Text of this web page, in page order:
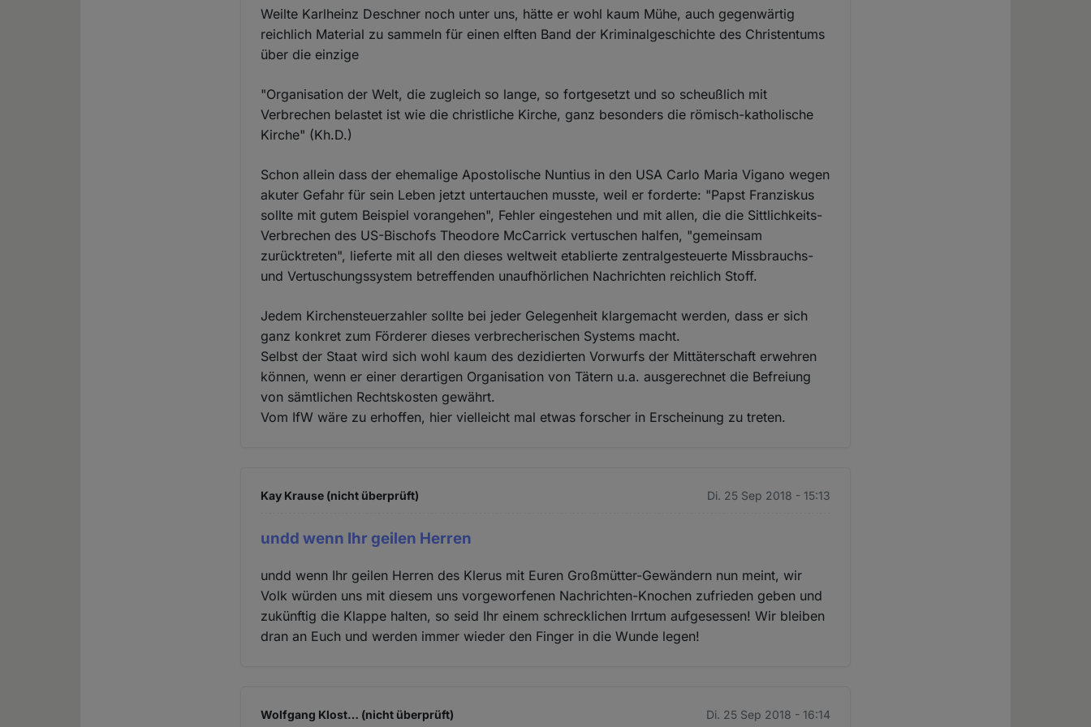
Weilte Karlheinz Deschner noch unter uns, hätte er wohl kaum Mühe, auch gegenwärtig
reichlich Material zu sammeln für einen elften Band der Kriminalgeschichte des Christentums
über die einzige
"Organisation der Welt, die zugleich so lange, so fortgesetzt und so scheußlich mit
Verbrechen belastet ist wie die christliche Kirche, ganz besonders die römisch-katholische
Kirche" (Kh.D.)
Schon allein dass der ehemalige Apostolische Nuntius in den USA Carlo Maria Vigano wegen
akuter Gefahr für sein Leben jetzt untertauchen musste, weil er forderte: "Papst Franziskus
sollte mit gutem Beispiel vorangehen", Fehler eingestehen und mit allen, die die Sittlichkeits-
Verbrechen des US-Bischofs Theodore McCarrick vertuschen halfen, "gemeinsam
zurücktreten", lieferte mit all den dieses weltweit etablierte zentralgesteuerte Missbrauchs-
und Vertuschungssystem betreffenden unaufhörlichen Nachrichten reichlich Stoff.
Jedem Kirchensteuerzahler sollte bei jeder Gelegenheit klargemacht werden, dass er sich
ganz konkret zum Förderer dieses verbrecherischen Systems macht.
Selbst der Staat wird sich wohl kaum des dezidierten Vorwurfs der Mittäterschaft erwehren
können, wenn er einer derartigen Organisation von Tätern u.a. ausgerechnet die Befreiung
von sämtlichen Rechtskosten gewährt.
Vom IfW wäre zu erhoffen, hier vielleicht mal etwas forscher in Erscheinung zu treten.
Kay Krause (nicht überprüft) Di. 25 Sep 2018 - 15:13
undd wenn Ihr geilen Herren
undd wenn Ihr geilen Herren des Klerus mit Euren Großmütter-Gewändern nun meint, wir
Volk würden uns mit diesem uns vorgeworfenen Nachrichten-Knochen zufrieden geben und
zukünftig die Klappe halten, so seid Ihr einem schrecklichen Irrtum aufgesessen! Wir bleiben
dran an Euch und werden immer wieder den Finger in die Wunde legen!
Wolfgang Klost… (nicht überprüft) Di. 25 Sep 2018 - 16:14